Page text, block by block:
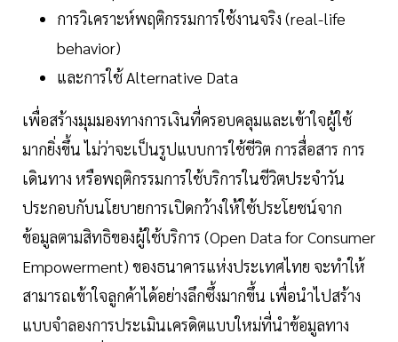
การวิเคราะห์พฤติกรรมการใช้งานจริง (real-life
behavior)
และการใช้ Alternative Data
เพื่อสร้างมุมมองทางการเงินที่ครอบคลุมและเข้าใจผู้ใช้
มากยิ่งขึ้น ไม่ว่าจะเป็นรูปแบบการใช้ชีวิต การสื่อสาร การ
เดินทาง หรือพฤติกรรมการใช้บริการในชีวิตประจำวัน
ประกอบกับนโยบายการเปิดกว้างให้ใช้ประโยชน์จาก
ข้อมูลตามสิทธิของผู้ใช้บริการ (Open Data for Consumer
Empowerment) ของธนาคารแห่งประเทศไทย จะทำให้
สามารถเข้าใจลูกค้าได้อย่างลึกซึ้งมากขึ้น เพื่อนำไปสร้าง
แบบจำลองการประเมินเครดิตแบบใหม่ที่นำข้อมูลทาง